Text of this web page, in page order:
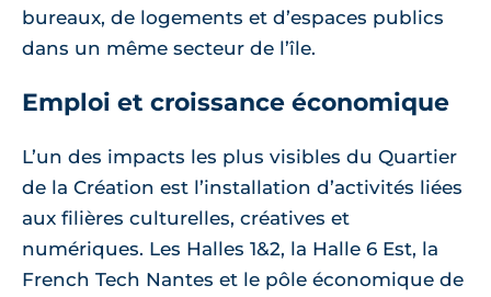
bureaux, de logements et d’espaces publics
dans un même secteur de l’île.
Emploi et croissance économique
L’un des impacts les plus visibles du Quartier
de la Création est l’installation d’activités liées
aux filières culturelles, créatives et
numériques. Les Halles 1&2, la Halle 6 Est, la
French Tech Nantes et le pôle économique de